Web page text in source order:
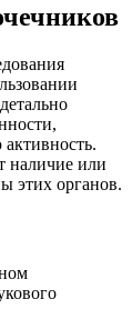
наличие или
этих органов.